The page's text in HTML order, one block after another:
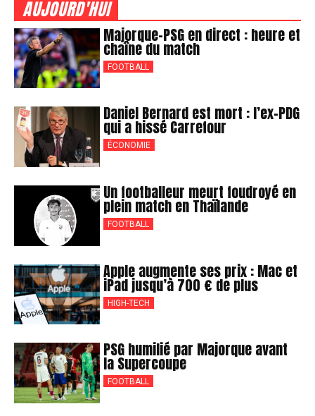
AUJOURD'HUI
Majorque-PSG en direct : heure et
chaîne du match
FOOTBALL
Daniel Bernard est mort : l’ex-PDG
qui a hissé Carrefour
ÉCONOMIE
Un footballeur meurt foudroyé en
plein match en Thaïlande
FOOTBALL
Apple augmente ses prix : Mac et
iPad jusqu’à 700 € de plus
HIGH-TECH
PSG humilié par Majorque avant
la Supercoupe
FOOTBALL